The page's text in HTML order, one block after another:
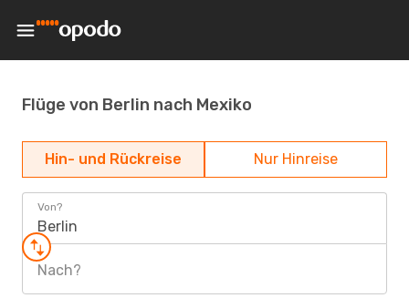
Flüge von Berlin nach Mexiko
Hin- und Rückreise Nur Hinreise
Von?
Berlin
Nach?